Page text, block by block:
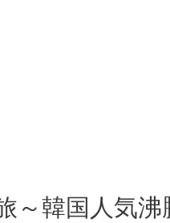
～韓国人気